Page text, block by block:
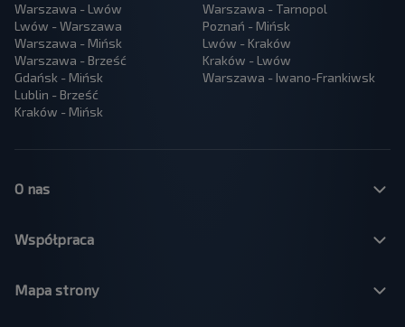
Warszawa - Lwów
Lwów - Warszawa
Warszawa - Mińsk
Warszawa - Brześć
Gdańsk - Mińsk
Lublin - Brześć
Kraków - Mińsk
Warszawa - Tarnopol
Poznań - Mińsk
Lwów - Kraków
Kraków - Lwów
Warszawa - Iwano-Frankiwsk
O nas
Współpraca
Mapa strony